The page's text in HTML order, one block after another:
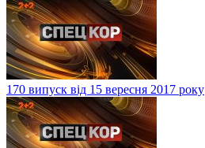
170 випуск від 15 вересня 2017 року